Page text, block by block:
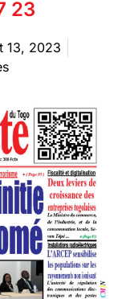
23
13, 2023